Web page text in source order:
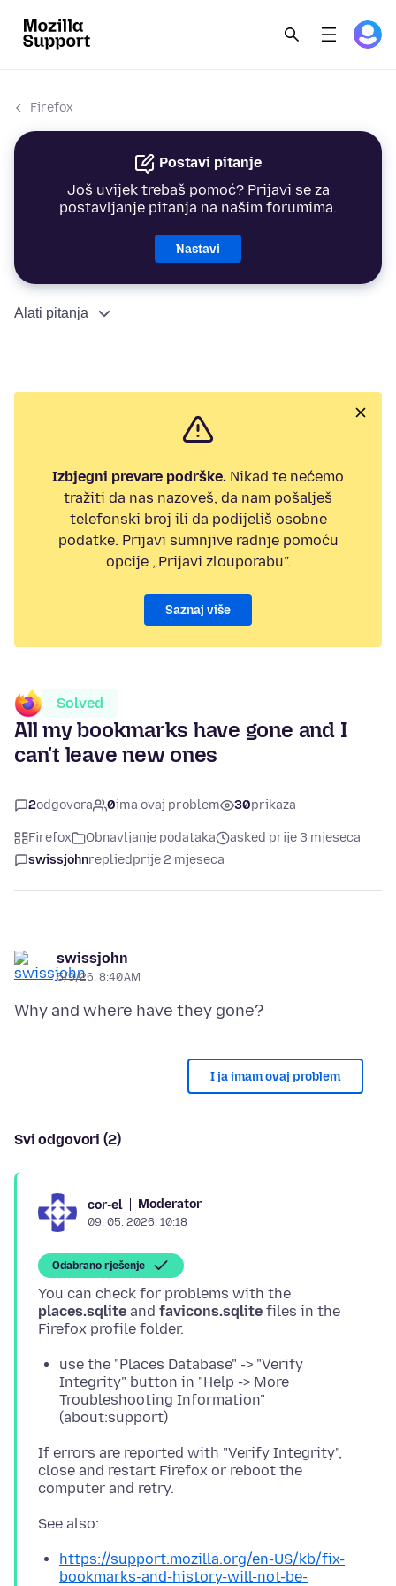
Firefox
Postavi pitanje
Još uvijek trebaš pomoć? Prijavi se za
postavljanje pitanja na našim forumima.
Nastavi
Alati pitanja
Izbjegni prevare podrške. Nikad te nećemo
tražiti da nas nazoveš, da nam pošalješ
telefonski broj ili da podijeliš osobne
podatke. Prijavi sumnjive radnje pomoću
opcije „Prijavi zlouporabu”.
Saznaj više
Solved
All my bookmarks have gone and I
can't leave new ones
2odgovora 0ima ovaj problem 30prikaza
Firefox Obnavljanje podataka
asked prije 3 mjeseca
swissjohnrepliedprije 2 mjeseca
swissjohn
5/9/26, 8:40 AM
I ja imam ovaj problem
Svi odgovori (2)
cor-el Moderator
09. 05. 2026. 10:18
Odabrano rješenje
You can check for problems with the
places.sqlite and favicons.sqlite files in the
use the "Places Database" -> "Verify
Integrity" button in "Help -> More
Troubleshooting Information"
(about:support)
If errors are reported with "Verify Integrity",
close and restart Firefox or reboot the
https://support.mozilla.org/en-US/kb/fix-
bookmarks-and-history-will-not-be-